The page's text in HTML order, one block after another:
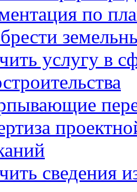
по
услугу в
сведения